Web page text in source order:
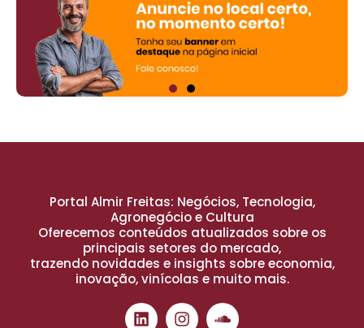
Portal Almir Freitas: Negócios, Tecnologia,
Agronegócio e Cultura
Oferecemos conteúdos atualizados sobre os
principais setores do mercado,
trazendo novidades e insights sobre economia,
inovação, vinícolas e muito mais.